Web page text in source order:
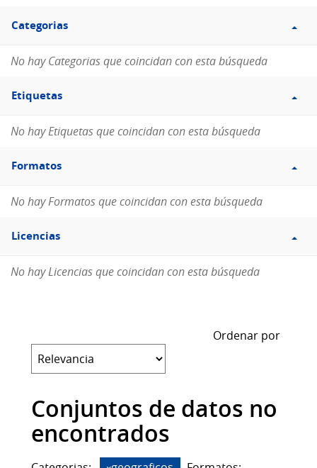
Filtro
Categorias
Categorias
No hay Categorias que coincidan con esta búsqueda
Filtro
Etiquetas
Etiquetas
No hay Etiquetas que coincidan con esta búsqueda
Filtro
Formatos
Formatos
No hay Formatos que coincidan con esta búsqueda
Filtro
Licencias
Licencias
No hay Licencias que coincidan con esta búsqueda
Ordenar por
Conjuntos de datos no
encontrados